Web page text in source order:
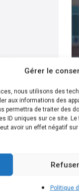
Gérer le
nous utilisons des
aux informations des
permettra de traiter des
ID uniques sur ce site.
avoir un effet négatif
Refuser
Politique
pour
de
sur
plusieurs